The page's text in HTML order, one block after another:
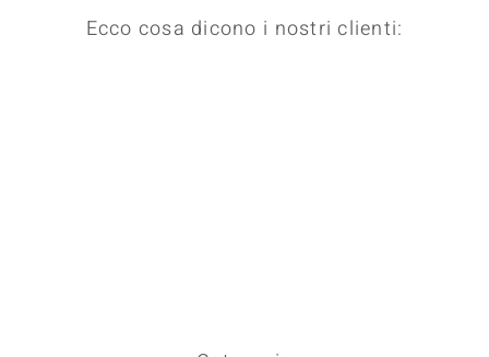
Ecco cosa dicono i nostri clienti: